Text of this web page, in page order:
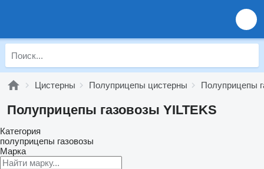
Цистерны Полуприцепы цистерны Полуприцепы
Полуприцепы газовозы YILTEKS
Категория
полуприцепы газовозы
Марка